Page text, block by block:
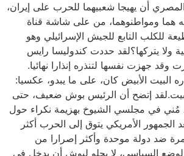
أن يهيجا شعبيهما للحرب على إيران،
هما ومواطنوهما، من على شاشة قناة
للكلب التابع للجيش الإسرائيلي وهو
ولا يتركها؟لقد حددت كندوليسا رايس
وقد جهزت نفسها لتنذره إنذارا نهائيا.
البيت الأبيض كان، على ما يبدو، عكسيا:
إتضح أن الرئيس بوش ضعيف، حتى
مُني في مجلسي الشيوخ بهزيمة نكراء حول
الجمهور الأمريكي يتوق إلى الحرب أكثر
ضد دولة موحدة وأكثر إصرارا من
السياسي، لا يحلو لبوش أن يدخل في